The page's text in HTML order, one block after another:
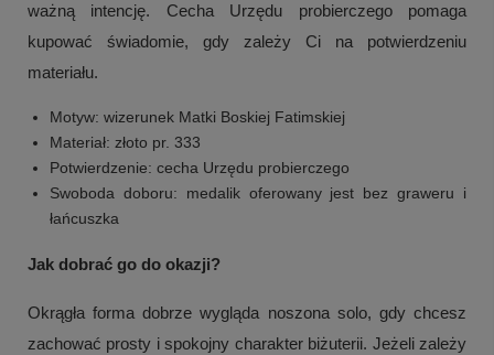
ważną intencję. Cecha Urzędu probierczego pomaga
kupować świadomie, gdy zależy Ci na potwierdzeniu
materiału.
Motyw: wizerunek Matki Boskiej Fatimskiej
Materiał: złoto pr. 333
Potwierdzenie: cecha Urzędu probierczego
Swoboda doboru: medalik oferowany jest bez graweru i
łańcuszka
Jak dobrać go do okazji?
Okrągła forma dobrze wygląda noszona solo, gdy chcesz
zachować prosty i spokojny charakter biżuterii. Jeżeli zależy